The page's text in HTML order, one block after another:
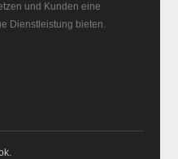
und Kunden eine
Dienstleistung bieten.